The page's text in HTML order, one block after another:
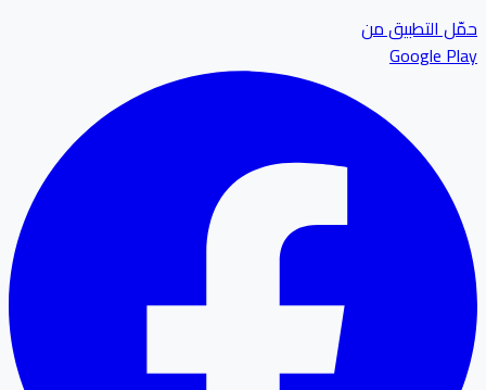
التطبيق من
Google